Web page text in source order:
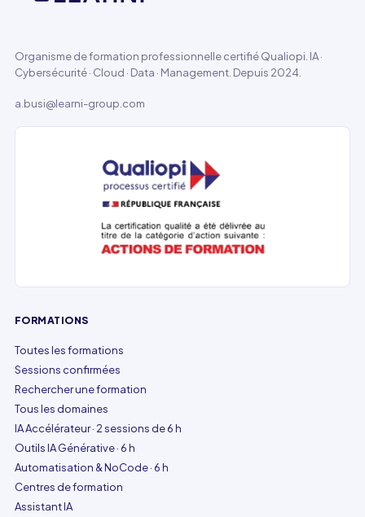
Organisme de formation professionnelle certifié Qualiopi. IA ·
Cybersécurité · Cloud · Data · Management. Depuis 2024.
a.busi@learni-group.com
FORMATIONS
Toutes les formations
Sessions confirmées
Rechercher une formation
Tous les domaines
IA Accélérateur · 2 sessions de 6 h
Outils IA Générative · 6 h
Automatisation & NoCode · 6 h
Centres de formation
Assistant IA